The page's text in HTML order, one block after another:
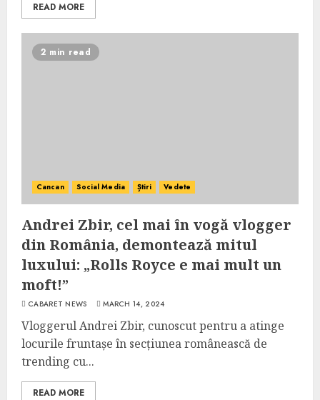
READ MORE
2 min read
Cancan Social Media Știri Vedete
Andrei Zbir, cel mai în vogă vlogger
din România, demontează mitul
luxului: „Rolls Royce e mai mult un
moft!”
CABARET NEWS MARCH 14, 2024
Vloggerul Andrei Zbir, cunoscut pentru a atinge
locurile fruntașe în secțiunea românească de
trending cu...
READ MORE